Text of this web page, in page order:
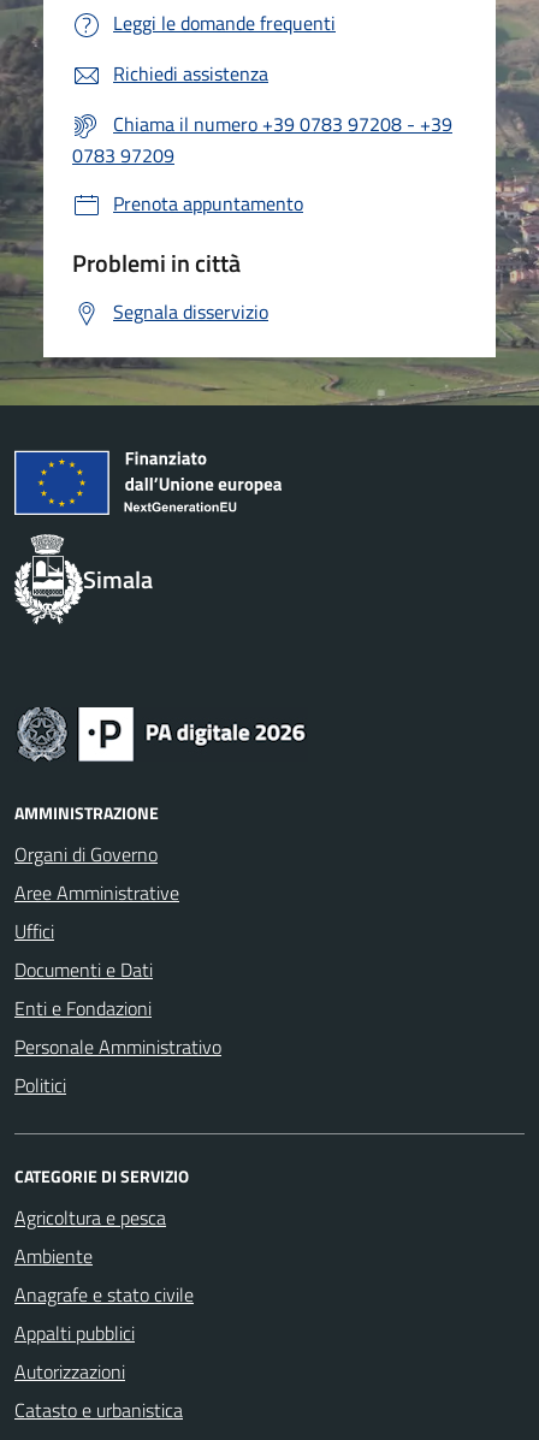
Leggi le domande frequenti
Richiedi assistenza
Chiama il numero +39 0783 97208 - +39
0783 97209
Prenota appuntamento
Problemi in città
Segnala disservizio
Simala
AMMINISTRAZIONE
Organi di Governo
Aree Amministrative
Uffici
Documenti e Dati
Enti e Fondazioni
Personale Amministrativo
Politici
CATEGORIE DI SERVIZIO
Agricoltura e pesca
Ambiente
Anagrafe e stato civile
Appalti pubblici
Autorizzazioni
Catasto e urbanistica